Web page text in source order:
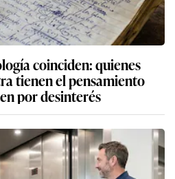
coinciden: quienes
tienen el pensamiento
por desinterés